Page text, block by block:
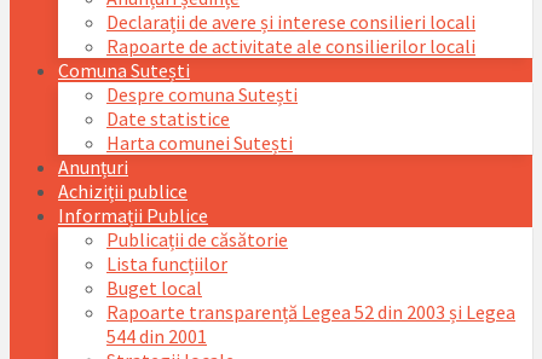
Declarații de avere și interese consilieri locali
Rapoarte de activitate ale consilierilor locali
Comuna Sutești
Despre comuna Sutești
Date statistice
Harta comunei Sutești
Anunțuri
Achiziții publice
Informații Publice
Publicații de căsătorie
Lista funcțiilor
Buget local
Rapoarte transparență Legea 52 din 2003 și Legea
544 din 2001